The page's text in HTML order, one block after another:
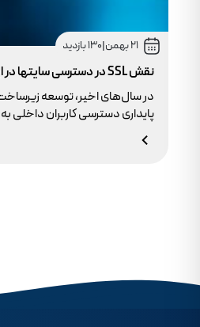
21 بهمن |130 بازدید
نقش SSL در دسترسی سایتها در اینترنت ملی ایران و باور غلط درباره دامنه های IR
در سال‌های اخیر، توسعه
وجود ندارد.